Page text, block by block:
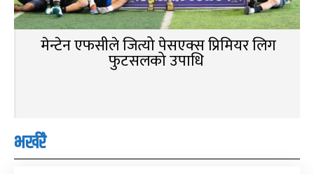
मेन्टेन एफसीले जित्यो पेसएक्स प्रिमियर लिग
फुटसलको उपाधि
भर्खरै